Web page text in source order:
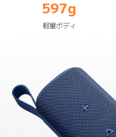
597g
軽量ボディ